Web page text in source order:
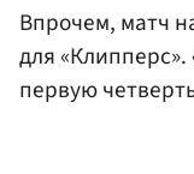
Впрочем, матч
для
первую